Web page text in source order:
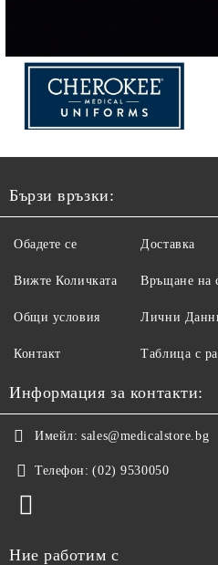
Бързи връзки:
Обадете се
Вижте Количката
Общи условия
Контакт
Доставка
Връщане на
Лични
Таблица с
Информация за контакти:
Имейл: sales@medicalstore.bg
Телефон: (02) 9530050
Ние работим с